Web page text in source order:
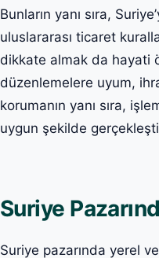
Bunların yanı sıra,
uluslararası ticaret
dikkate almak da hayati
düzenlemelere uyum,
korumanın yanı sıra,
uygun şekilde
Suriye
Suriye pazarında yerel